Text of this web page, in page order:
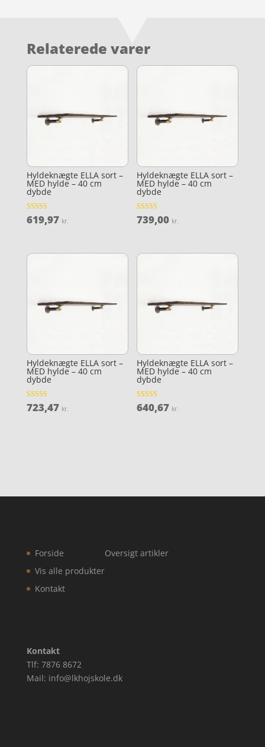
Relaterede varer
Hyldeknægte ELLA sort –
MED hylde – 40 cm
dybde
Vurderet
4.7
619,97 kr.
Hyldeknægte ELLA sort –
MED hylde – 40 cm
dybde
Vurderet
4
739,00 kr.
Hyldeknægte ELLA sort –
MED hylde – 40 cm
dybde
Vurderet
4
723,47 kr.
Hyldeknægte ELLA sort –
MED hylde – 40 cm
dybde
Vurderet
4.3
640,67 kr.
Forside
Vis alle produkter
Kontakt
Oversigt artikler
Kontakt
Tlf: 7876 8672
Mail: info@lkhojskole.dk